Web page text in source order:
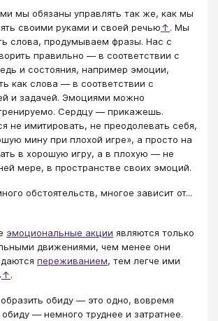
мы обязаны управлять так же, как мы
своими руками и своей речью↑. Мы
слова, продумываем фразы. Нас с
правильно — в соответствии с
и состояния, например эмоции,
как слова — в соответствии с
и задачей. Эмоциями можно
Сердцу — прикажешь.
не имитировать, не преодолевать себя,
мину при плохой игре», а просто на
в хорошую игру, а в плохую — не
мере, в пространстве своих эмоций.
обстоятельств, многое зависит от...
эмоциональные акции являются только
движениями, чем менее они
переживанием, тем легче ими
↑.
обиду — это одно, вовремя
— немного труднее и затратнее.